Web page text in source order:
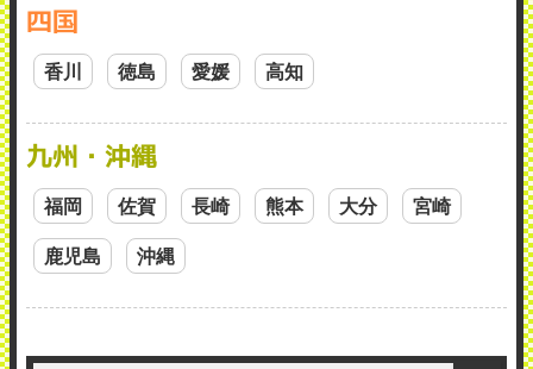
四国
香川 徳島 愛媛 高知
九州・沖縄
福岡 佐賀 長崎 熊本 大分 宮崎
鹿児島 沖縄